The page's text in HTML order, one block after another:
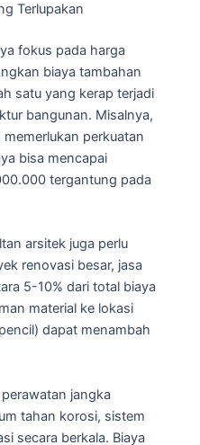
Terlupakan
fokus pada harga
biaya tambahan
satu yang kerap terjadi
bangunan. Misalnya,
perkuatan
bisa mencapai
tergantung pada
arsitek juga perlu
renovasi besar, jasa
5-10% dari total biaya
material ke lokasi
dapat menambah
jangka
tahan korosi, sistem
secara berkala. Biaya